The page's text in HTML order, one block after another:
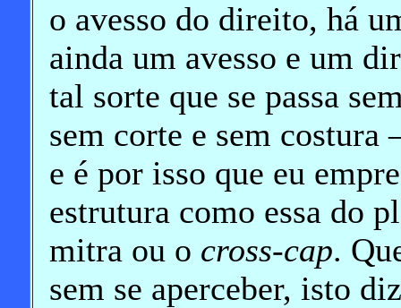
o avesso do direito, há
ainda um avesso e um
tal sorte que se passa
sem corte e sem costura
e é por isso que eu
estrutura como essa do
mitra ou o cross-cap.
sem se aperceber, isto